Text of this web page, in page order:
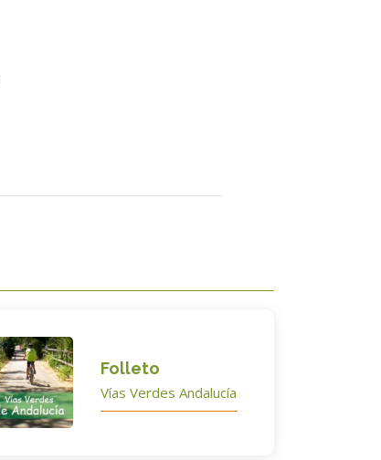
Folleto
Vías Verdes Andalucía